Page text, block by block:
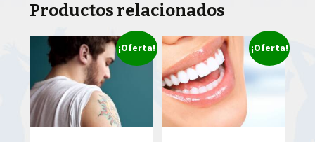
Productos relacionados
¡Oferta! ¡Oferta!